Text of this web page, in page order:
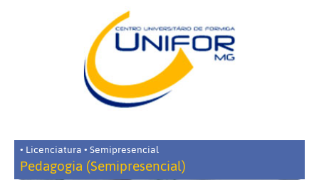
• Licenciatura • Semipresencial
Pedagogia (Semipresencial)